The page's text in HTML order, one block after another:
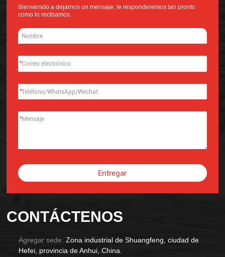
CONTÁCTENOS
Agregar sede: Zona industrial de Shuangfeng, ciudad de
Hefei, provincia de Anhui, China.
Bienvenido a dejarnos un mensaje, le responderemos tan pronto
como lo recibamos.
*
*
*
Entregar